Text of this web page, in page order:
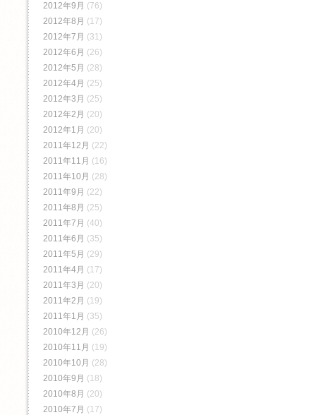
2012年9月 (76)
2012年8月 (17)
2012年7月 (31)
2012年6月 (26)
2012年5月 (28)
2012年4月 (25)
2012年3月 (25)
2012年2月 (20)
2012年1月 (20)
2011年12月 (22)
2011年11月 (16)
2011年10月 (28)
2011年9月 (22)
2011年8月 (25)
2011年7月 (40)
2011年6月 (35)
2011年5月 (29)
2011年4月 (17)
2011年3月 (20)
2011年2月 (19)
2011年1月 (35)
2010年12月 (26)
2010年11月 (19)
2010年10月 (28)
2010年9月 (18)
2010年8月 (20)
2010年7月 (17)